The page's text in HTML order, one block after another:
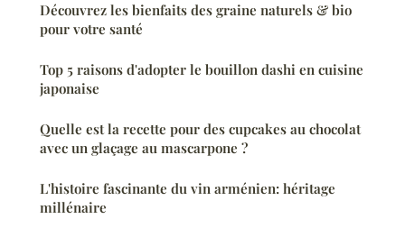
Découvrez les bienfaits des graine naturels & bio
pour votre santé
Top 5 raisons d'adopter le bouillon dashi en cuisine
japonaise
Quelle est la recette pour des cupcakes au chocolat
avec un glaçage au mascarpone ?
L'histoire fascinante du vin arménien: héritage
millénaire